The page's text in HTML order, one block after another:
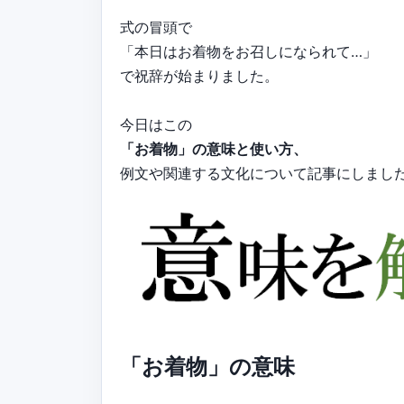
式の冒頭で
「本日はお着物をお召しになられて…」
で祝辞が始まりました。
今日はこの
「お着物」の意味と使い方、
例文や関連する文化について記事にしまし
「お着物」の意味